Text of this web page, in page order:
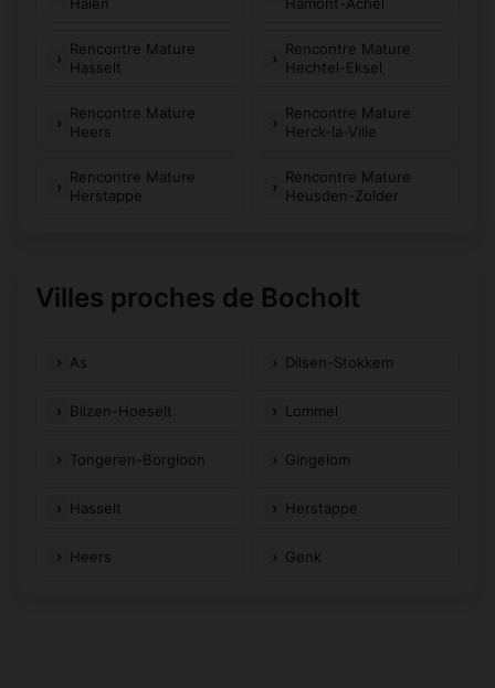
Halen
Hamont-Achel
Rencontre Mature
Hasselt
Rencontre Mature
Hechtel-Eksel
Rencontre Mature
Heers
Rencontre Mature
Herck-la-Ville
Rencontre Mature
Herstappe
Rencontre Mature
Heusden-Zolder
Villes proches de Bocholt
As Dilsen-Stokkem
Bilzen-Hoeselt Lommel
Tongeren-Borgloon Gingelom
Hasselt Herstappe
Heers Genk